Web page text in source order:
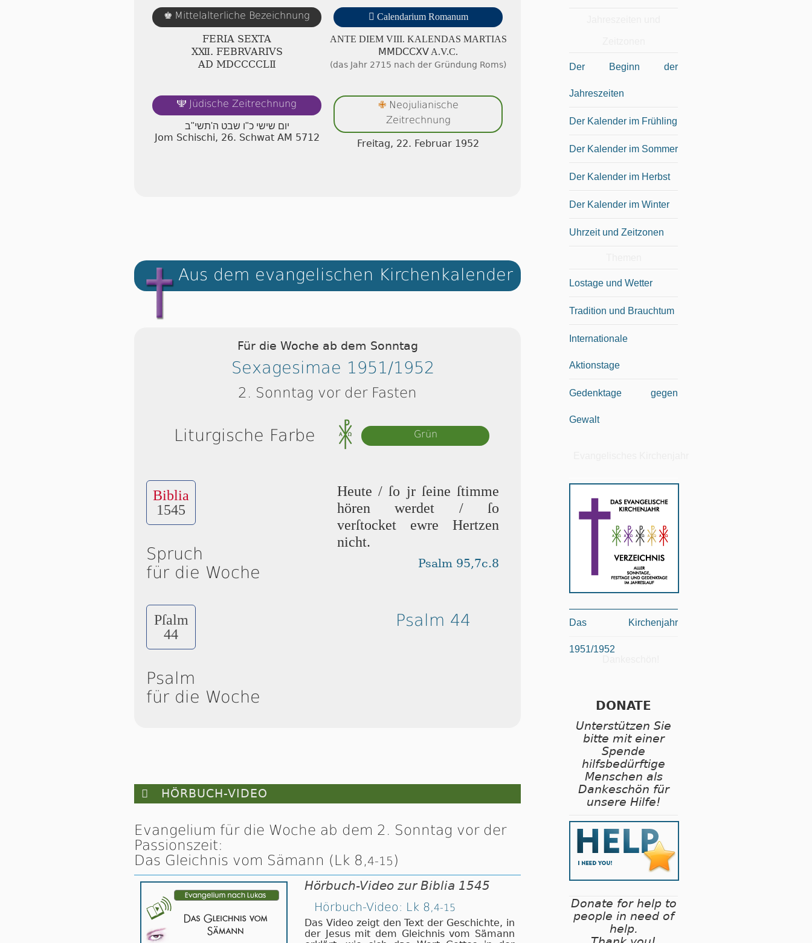
♚ Mittelalterliche Bezeichnung
FERIA SEXTA
ⅩⅫ. FEBRVARIVS
AD ⅯⅮⅭⅭⅭⅭⅬⅡ
 Calendarium Romanum
ANTE DIEM VIII. KA­LEN­DAS MAR­TI­AS
ⅯⅯⅮⅭⅭⅩⅤ A.V.C.
(das Jahr 2715 nach der Gründung Roms)
🕎 Jüdische Zeitrechnung
יום שישי כ"ו שבט ה'תשי"ב
Jom Schischi, 26. Schwat AM 5712
✙Neojulianische
Zeitrechnung
Freitag, 22. Februar 1952
Aus dem evangelischen Kirchenkalender
Für die Woche ab dem Sonntag
Sexagesimae 1951/1952
2. Sonntag vor der Fasten
Liturgische Farbe Grün
Biblia
1545
Spruch
für die Woche
Heute / ſo jr ſei­ne ſtim­me
hören wer­det / ſo
verſtocket ew­re Her­tzen
nicht.
Psalm 95,7c.8
Pſalm
44
Psalm
für die Woche
Psalm 44
 HÖRBUCH-VIDEO
Evangelium für die Woche ab dem 2. Sonntag vor der
Passionszeit:
Das Gleichnis vom Sämann (Lk 8,4-15)
Hörbuch-Video zur Biblia 1545
Hörbuch-Video: Lk 8, 4-15
Das Video zeigt den Text der Ge­schich­te, in
der Jesus mit dem Gleich­nis vom Sä­mann
Der Beginn der
Jahreszeiten
Der Kalender im Frühling
Der Kalender im Sommer
Der Kalender im Herbst
Der Kalender im Winter
Uhrzeit und Zeitzonen
Lostage und Wetter
Tradition und Brauchtum
Internationale
Aktionstage
Gedenktage gegen
Gewalt
Das Kirchenjahr
1951/1952
DONATE
Unterstützen Sie
bitte mit einer
Spende
hilfsbedürftige
Menschen als
Dankeschön für
unsere Hilfe!
Donate for help to
people in need of
help.